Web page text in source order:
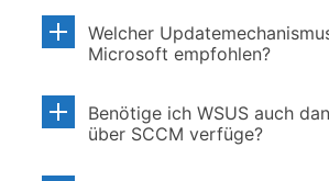
Welcher
Microsoft empfohlen?
Benötige ich WSUS auch
über SCCM verfüge?